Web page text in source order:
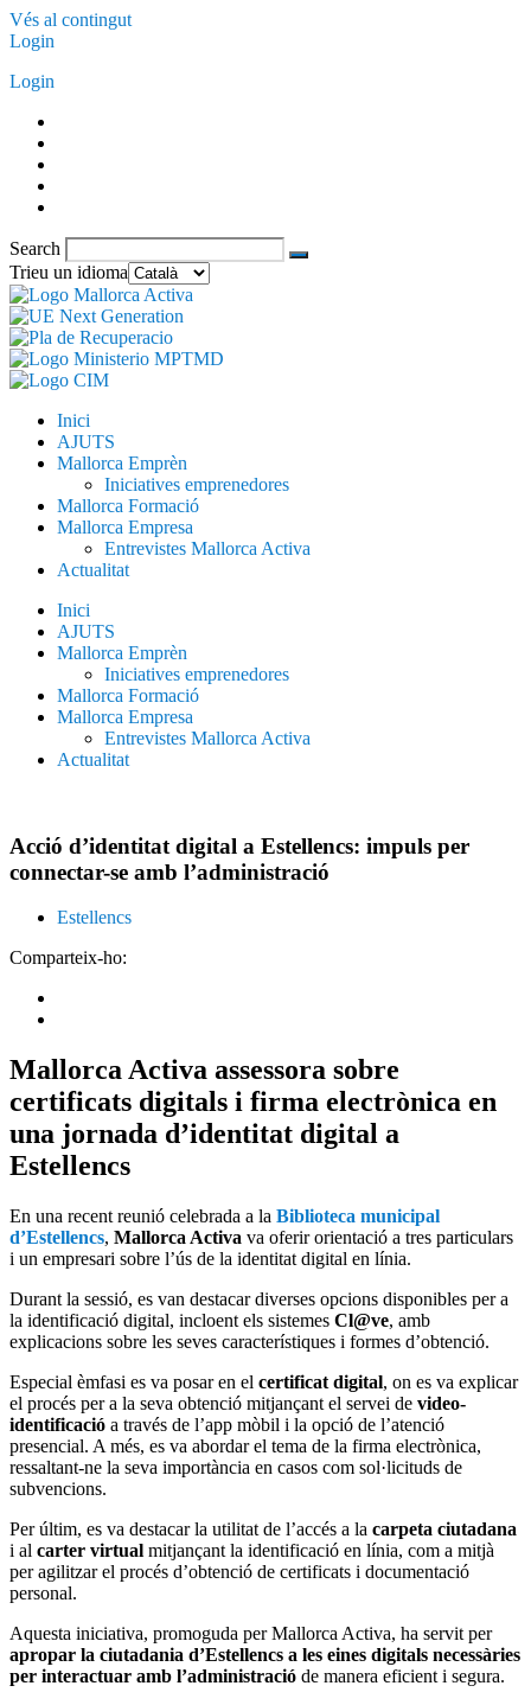
Vés al contingut
Login
Login
Search
Trieu un idioma
Inici
AJUTS
Mallorca Emprèn
Iniciatives emprenedores
Mallorca Formació
Mallorca Empresa
Entrevistes Mallorca Activa
Actualitat
Inici
AJUTS
Mallorca Emprèn
Iniciatives emprenedores
Mallorca Formació
Mallorca Empresa
Entrevistes Mallorca Activa
Actualitat
Acció d’identitat digital a Estellencs: impuls per
connectar-se amb l’administració
Estellencs
Comparteix-ho:
Mallorca Activa assessora sobre
certificats digitals i firma electrònica en
una jornada d’identitat digital a
Estellencs
En una recent reunió celebrada a la Biblioteca municipal
d’Estellencs, Mallorca Activa va oferir orientació a tres particulars
i un empresari sobre l’ús de la identitat digital en línia.
Durant la sessió, es van destacar diverses opcions disponibles per a
la identificació digital, incloent els sistemes Cl@ve, amb
explicacions sobre les seves característiques i formes d’obtenció.
Especial èmfasi es va posar en el certificat digital, on es va explicar
el procés per a la seva obtenció mitjançant el servei de video-
identificació a través de l’app mòbil i la opció de l’atenció
presencial. A més, es va abordar el tema de la firma electrònica,
ressaltant-ne la seva importància en casos com sol·licituds de
subvencions.
Per últim, es va destacar la utilitat de l’accés a la carpeta ciutadana
i al carter virtual mitjançant la identificació en línia, com a mitjà
per agilitzar el procés d’obtenció de certificats i documentació
personal.
Aquesta iniciativa, promoguda per Mallorca Activa, ha servit per
apropar la ciutadania d’Estellencs a les eines digitals necessàries
per interactuar amb l’administració de manera eficient i segura.